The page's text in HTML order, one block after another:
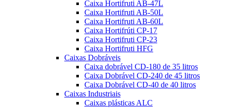
Caixa Hortifruti AB-47L
Caixa Hortifruti AB-50L
Caixa Hortifruti AB-60L
Caixa Hortifrúti CP-17
Caixa Hortifruti CP-23
Caixa Hortifruti HFG
Caixas Dobráveis
Caixa dobrável CD-180 de 35 litros
Caixa Dobrável CD-240 de 45 litros
Caixa Dobrável CD-40 de 40 litros
Caixas Industriais
Caixas plásticas ALC